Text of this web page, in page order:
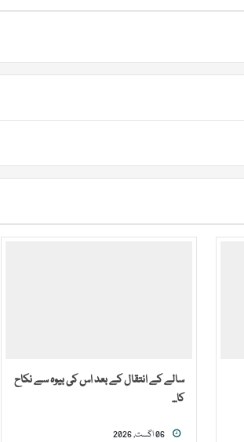
سالے کے انتقال کے بعد اس کی بیوہ سے نکاح
کا...